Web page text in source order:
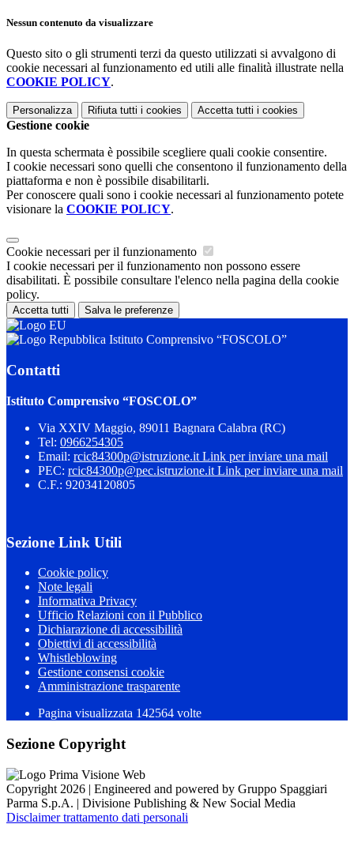
Nessun contenuto da visualizzare
Questo sito o gli strumenti terzi da questo utilizzati si avvalgono di
cookie necessari al funzionamento ed utili alle finalità illustrate nella
COOKIE POLICY.
Personalizza Rifiuta tutti i cookies Accetta tutti i cookies
Gestione cookie
In questa schermata è possibile scegliere quali cookie consentire.
I cookie necessari sono quelli che consentono il funzionamento della
piattaforma e non è possibile disabilitarli.
Per conoscere quali sono i cookie necessari al funzionamento potete
visionare la COOKIE POLICY.
Cookie necessari per il funzionamento
I cookie necessari per il funzionamento non possono essere
disabilitati. È possibile consultare l'elenco nella pagina della cookie
policy.
Accetta tutti Salva le preferenze
Istituto Comprensivo “FOSCOLO”
Contatti
Istituto Comprensivo “FOSCOLO”
Via XXIV Maggio, 89011 Bagnara Calabra (RC)
Tel: 0966254305
Email: rcic84300p@istruzione.it Link per inviare una mail
PEC: rcic84300p@pec.istruzione.it Link per inviare una mail
C.F.: 92034120805
Sezione Link Utili
Cookie policy
Note legali
Informativa Privacy
Ufficio Relazioni con il Pubblico
Dichiarazione di accessibilità
Obiettivi di accessibilità
Whistleblowing
Gestione consensi cookie
Amministrazione trasparente
Pagina visualizzata 142564 volte
Sezione Copyright
Copyright 2026 | Engineered and powered by Gruppo Spaggiari
Parma S.p.A. | Divisione Publishing & New Social Media
Disclaimer trattamento dati personali